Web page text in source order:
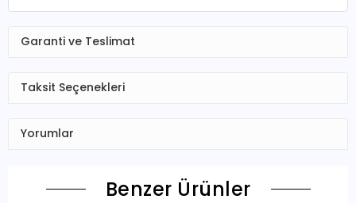
Garanti ve Teslimat
Taksit Seçenekleri
Yorumlar
Benzer Ürünler